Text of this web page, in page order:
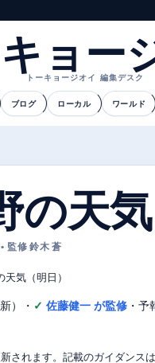
ョー
トーキョージオイ 編集デスク
ブログ ローカル ワールド
の天気
監修 鈴木 蒼
気（明日）
） ・ 佐藤健一 が監修 ・ 予
されます。記載のガイダンス